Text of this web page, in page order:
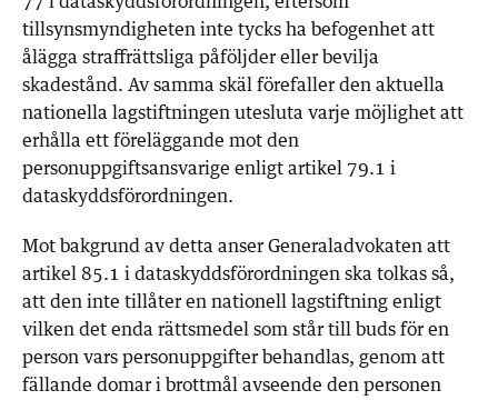
tillsynsmyndigheten inte tycks ha befogenhet att
ålägga straffrättsliga påföljder eller bevilja
skadestånd. Av samma skäl förefaller den aktuella
nationella lagstiftningen utesluta varje möjlighet att
erhålla ett föreläggande mot den
personuppgiftsansvarige enligt artikel 79.1 i
dataskyddsförordningen.
Mot bakgrund av detta anser Generaladvokaten att
artikel 85.1 i dataskyddsförordningen ska tolkas så,
att den inte tillåter en nationell lagstiftning enligt
vilken det enda rättsmedel som står till buds för en
person vars personuppgifter behandlas, genom att
fällande domar i brottmål avseende den personen